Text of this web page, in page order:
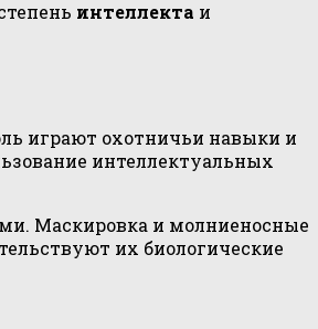
интеллекта и
играют охотничьи навыки и
интеллектуальных
Маскировка и молниеносные
их биологические